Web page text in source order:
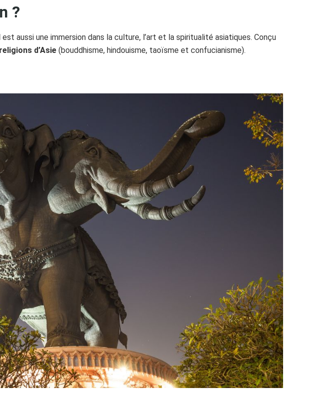
?
aussi une immersion dans la culture, l’art et la spiritualité asiatiques. Conçu
d’Asie (bouddhisme, hindouisme, taoïsme et confucianisme).